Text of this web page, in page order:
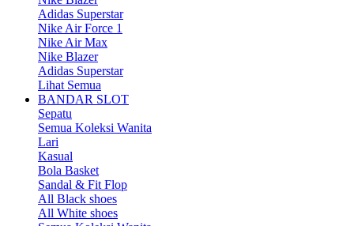
Adidas Superstar
Nike Air Force 1
Nike Air Max
Nike Blazer
Adidas Superstar
Lihat Semua
BANDAR SLOT
Sepatu
Semua Koleksi Wanita
Lari
Kasual
Bola Basket
Sandal & Fit Flop
All Black shoes
All White shoes